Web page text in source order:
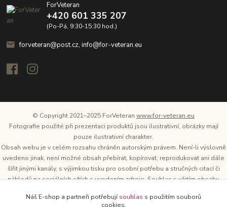
ForVeteran
+420 601 335 207
(Po-Pá, 9:30-15:30 hod.)
forveteran@post.cz, info@for-veteran.eu
© Copyright 2021–2025 ForVeteran www.for-veteran.eu
Fotografie použité při prezentaci produktů jsou ilustrativní, obrázky mají
pouze ilustrativní charakter.
Obsah webu je v celém rozsahu chráněn autorským právem. Není-li výslovně
uvedeno jinak, není možné obsah přebírat, kopírovat, reprodukovat ani dále
šířit jinými kanály, s výjimkou tisku pro osobní potřebu a stručných citací či
náhledů na sociálních sítích s uvedením zdroje. Souhlas s užitím obsahu
těchto webových stránek je Tomáš Oršel.
Náš E-shop a partneři potřebujísouhlas s použitím souborů
cookies.